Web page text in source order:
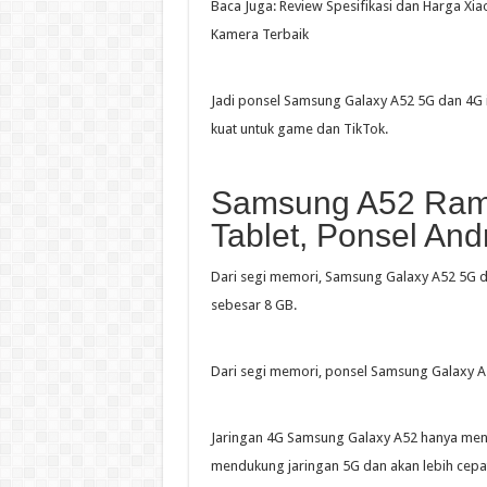
Baca Juga: Review Spesifikasi dan Harga
Kamera Terbaik
Jadi ponsel Samsung Galaxy A52 5G dan
kuat untuk game dan TikTok.
Samsung A52
Tablet, Ponsel
Dari segi memori, Samsung Galaxy A52
sebesar 8 GB.
Dari segi memori, ponsel Samsung Galaxy
Jaringan 4G Samsung Galaxy A52 hanya
mendukung jaringan 5G dan akan lebih